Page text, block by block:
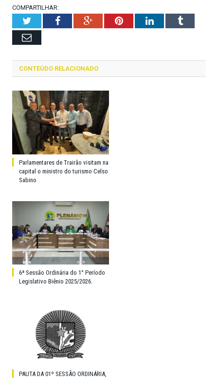
COMPARTILHAR:
TwitterFacebookGoogle+PinterestLinkedInTumblr
Email
CONTEÚDO RELACIONADO
Parlamentares de Trairão visitam na
capital o ministro do turismo Celso
Sabino
6ª Sessão Ordinária do 1° Período
Legislativo Biênio 2025/2026.
PAUTA DA 01º SESSÃO ORDINÁRIA,